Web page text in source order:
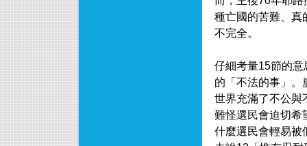
種亡國的苦難、真
不完全。
仔細考量15節的
的「不法的事」。
世界充滿了不公與
難怪選民會迫切希
什麼選民會輕易被